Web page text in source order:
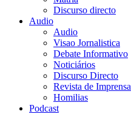
Discurso directo
Audio
Audio
Visao Jornalistica
Debate Informativo
Noticiários
Discurso Directo
Revista de Imprensa
Homilias
Podcast